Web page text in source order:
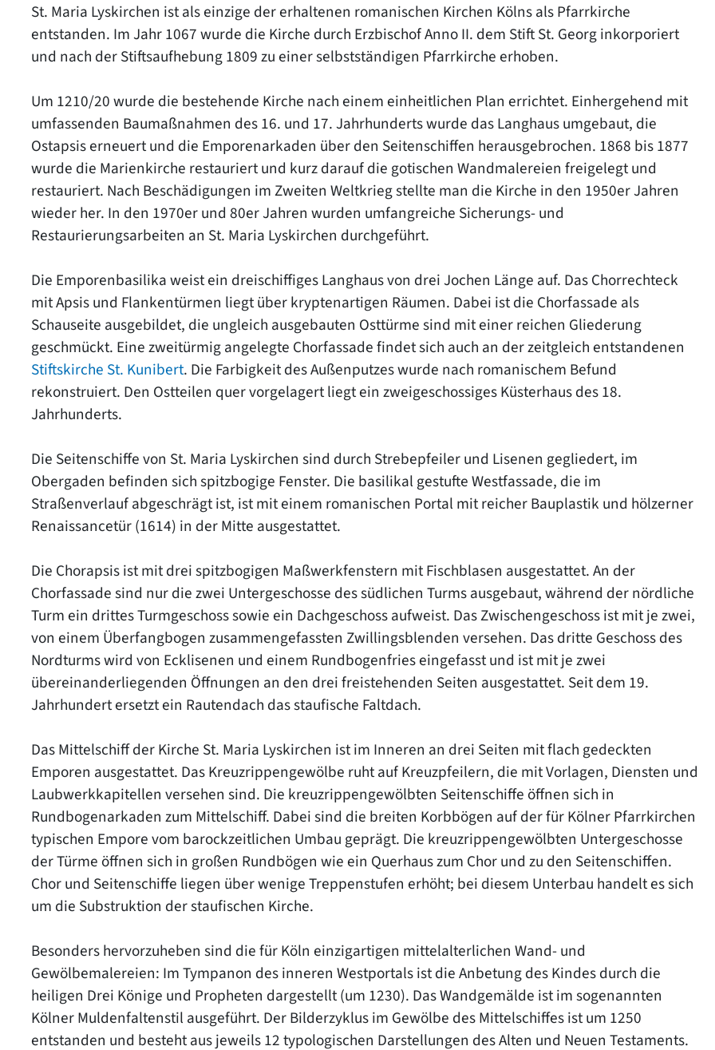
St. Maria Lyskirchen ist als einzige der erhaltenen romanischen Kirchen Kölns als Pfarrkirche
entstanden. Im Jahr 1067 wurde die Kirche durch Erzbischof Anno II. dem Stift St. Georg inkorporiert
und nach der Stiftsaufhebung 1809 zu einer selbstständigen Pfarrkirche erhoben.
Um 1210/20 wurde die bestehende Kirche nach einem einheitlichen Plan errichtet. Einhergehend mit
umfassenden Baumaßnahmen des 16. und 17. Jahrhunderts wurde das Langhaus umgebaut, die
Ostapsis erneuert und die Emporenarkaden über den Seitenschiffen herausgebrochen. 1868 bis 1877
wurde die Marienkirche restauriert und kurz darauf die gotischen Wandmalereien freigelegt und
restauriert. Nach Beschädigungen im Zweiten Weltkrieg stellte man die Kirche in den 1950er Jahren
wieder her. In den 1970er und 80er Jahren wurden umfangreiche Sicherungs- und
Restaurierungsarbeiten an St. Maria Lyskirchen durchgeführt.
Die Emporenbasilika weist ein dreischiffiges Langhaus von drei Jochen Länge auf. Das Chorrechteck
mit Apsis und Flankentürmen liegt über kryptenartigen Räumen. Dabei ist die Chorfassade als
Schauseite ausgebildet, die ungleich ausgebauten Osttürme sind mit einer reichen Gliederung
geschmückt. Eine zweitürmig angelegte Chorfassade findet sich auch an der zeitgleich entstandenen
Stiftskirche St. Kunibert. Die Farbigkeit des Außenputzes wurde nach romanischem Befund
rekonstruiert. Den Ostteilen quer vorgelagert liegt ein zweigeschossiges Küsterhaus des 18.
Jahrhunderts.
Die Seitenschiffe von St. Maria Lyskirchen sind durch Strebepfeiler und Lisenen gegliedert, im
Obergaden befinden sich spitzbogige Fenster. Die basilikal gestufte Westfassade, die im
Straßenverlauf abgeschrägt ist, ist mit einem romanischen Portal mit reicher Bauplastik und hölzerner
Renaissancetür (1614) in der Mitte ausgestattet.
Die Chorapsis ist mit drei spitzbogigen Maßwerkfenstern mit Fischblasen ausgestattet. An der
Chorfassade sind nur die zwei Untergeschosse des südlichen Turms ausgebaut, während der nördliche
Turm ein drittes Turmgeschoss sowie ein Dachgeschoss aufweist. Das Zwischengeschoss ist mit je zwei,
von einem Überfangbogen zusammengefassten Zwillingsblenden versehen. Das dritte Geschoss des
Nordturms wird von Ecklisenen und einem Rundbogenfries eingefasst und ist mit je zwei
übereinanderliegenden Öffnungen an den drei freistehenden Seiten ausgestattet. Seit dem 19.
Jahrhundert ersetzt ein Rautendach das staufische Faltdach.
Das Mittelschiff der Kirche St. Maria Lyskirchen ist im Inneren an drei Seiten mit flach gedeckten
Emporen ausgestattet. Das Kreuzrippengewölbe ruht auf Kreuzpfeilern, die mit Vorlagen, Diensten und
Laubwerkkapitellen versehen sind. Die kreuzrippengewölbten Seitenschiffe öffnen sich in
Rundbogenarkaden zum Mittelschiff. Dabei sind die breiten Korbbögen auf der für Kölner Pfarrkirchen
typischen Empore vom barockzeitlichen Umbau geprägt. Die kreuzrippengewölbten Untergeschosse
der Türme öffnen sich in großen Rundbögen wie ein Querhaus zum Chor und zu den Seitenschiffen.
Chor und Seitenschiffe liegen über wenige Treppenstufen erhöht; bei diesem Unterbau handelt es sich
um die Substruktion der staufischen Kirche.
Besonders hervorzuheben sind die für Köln einzigartigen mittelalterlichen Wand- und
Gewölbemalereien: Im Tympanon des inneren Westportals ist die Anbetung des Kindes durch die
heiligen Drei Könige und Propheten dargestellt (um 1230). Das Wandgemälde ist im sogenannten
Kölner Muldenfaltenstil ausgeführt. Der Bilderzyklus im Gewölbe des Mittelschiffes ist um 1250
entstanden und besteht aus jeweils 12 typologischen Darstellungen des Alten und Neuen Testaments.